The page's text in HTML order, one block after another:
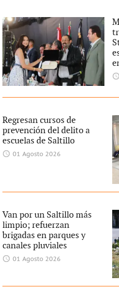
Regresan cursos de
prevención del delito a
escuelas de Saltillo
01 Agosto 2026
Van por un Saltillo más
limpio; refuerzan
brigadas en parques y
canales pluviales
01 Agosto 2026